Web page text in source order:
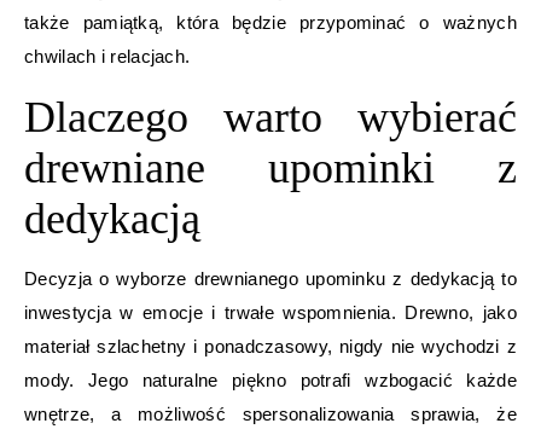
także pamiątką, która będzie przypominać o ważnych
chwilach i relacjach.
Dlaczego warto wybierać
drewniane upominki z
dedykacją
Decyzja o wyborze drewnianego upominku z dedykacją to
inwestycja w emocje i trwałe wspomnienia. Drewno, jako
materiał szlachetny i ponadczasowy, nigdy nie wychodzi z
mody. Jego naturalne piękno potrafi wzbogacić każde
wnętrze, a możliwość spersonalizowania sprawia, że